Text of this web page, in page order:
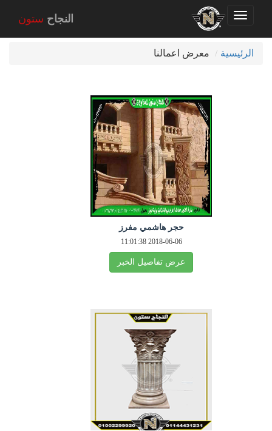
Toggle
navigation
النجاح ستون
الرئيسية معرض اعمالنا
حجر هاشمي مفرز
2018-06-06 11:01:38
عرض تفاصيل الخبر